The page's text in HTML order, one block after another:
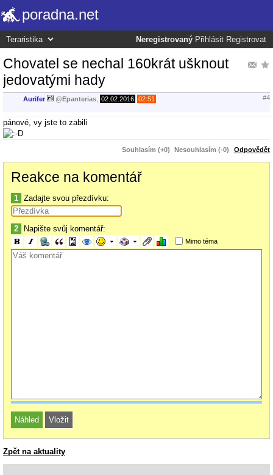
poradna.net
Neregistrovaný Přihlásit Registrovat
Chovatel se nechal 160krát ušknout
jedovatými hady
Aurifer @Epanterias 02.02.2016 02:51 #4
pánové, vy jste to zabili
Souhlasím (+0) Nesouhlasím (-0) Odpovědět
Reakce na komentář
1 Zadajte svou přezdívku:
2 Napište svůj komentář:
Mimo téma
Zpět na aktuality